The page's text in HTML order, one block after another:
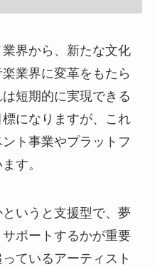
界から、新たな文化
業界に変革をもたら
短期的に実現できる
になりますが、これ
ト事業やプラットフ
す。
いうと支援型で、夢
ポートするかが重要
ているアーティスト